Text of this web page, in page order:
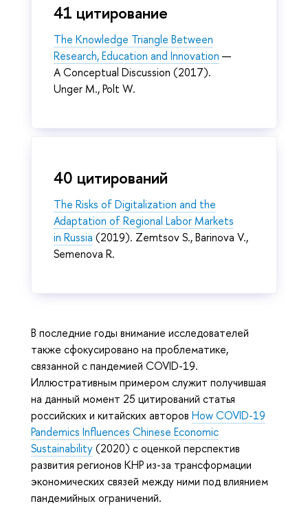
41 цитирование
The Knowledge Triangle Between
Research, Education and Innovation —
A Conceptual Discussion (2017).
Unger M., Polt W.
40 цитирований
The Risks of Digitalization and the
Adaptation of Regional Labor Markets
in Russia (2019). Zemtsov S., Barinova V.,
Semenova R.
В последние годы внимание исследователей
также сфокусировано на проблематике,
связанной с пандемией COVID-19.
Иллюстративным примером служит получившая
на данный момент 25 цитирований статья
российских и китайских авторов How COVID-19
Pandemics Influences Chinese Economic
Sustainability(2020) с оценкой перспектив
развития регионов КНР из-за трансформации
экономических связей между ними под влиянием
пандемийных ограничений.